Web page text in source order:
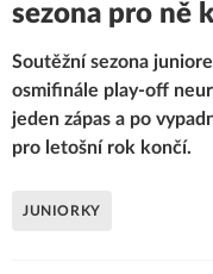
sezona pro ně
Soutěžní sezona
osmifinále play-off
jeden zápas a po
pro letošní rok končí.
JUNIORKY